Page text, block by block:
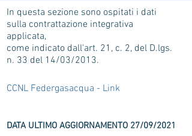
In questa sezione sono ospitati i dati
sulla contrattazione integrativa
applicata,
come indicato dall'art. 21, c. 2, del D.lgs.
n. 33 del 14/03/2013.
CCNL Federgasacqua - Link
DATA ULTIMO AGGIORNAMENTO 27/09/2021